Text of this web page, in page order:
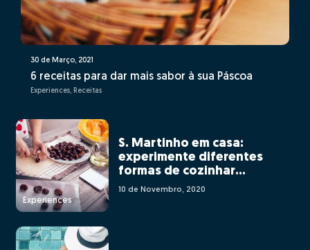
30 de Março, 2021
6 receitas para dar mais sabor à sua Páscoa
Experiences, Receitas
Experiences
S. Martinho em casa:
experimente diferentes
formas de cozinhar
castanhas
10 de Novembro, 2020